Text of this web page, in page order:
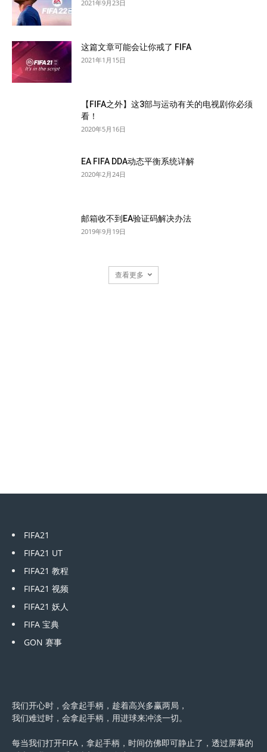
2021年9月23日
这篇文章可能会让你戒了 FIFA
2021年1月15日
【FIFA之外】这3部与运动有关的电视剧你必须
看！
2020年5月16日
EA FIFA DDA动态平衡系统详解
2020年2月24日
邮箱收不到EA验证码解决办法
2019年9月19日
查看更多
FIFA21
FIFA21 UT
FIFA21 教程
FIFA21 视频
FIFA21 妖人
FIFA 宝典
GON 赛事
我们开心时，会拿起手柄，趁着高兴多赢两局，
我们难过时，会拿起手柄，用进球来冲淡一切。
每当我们打开FIFA，拿起手柄，时间仿佛即可静止了，透过屏幕的